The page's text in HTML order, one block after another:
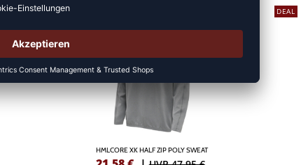
DEAL
HMLCORE XK HALF ZIP POLY SWEAT
DEAL